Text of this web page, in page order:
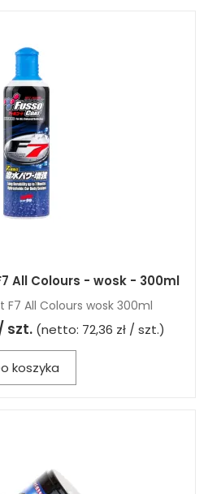
All Colours - wosk - 300ml
F7 All Colours wosk 300ml
szt. (netto: 72,36 zł / szt.)
koszyka